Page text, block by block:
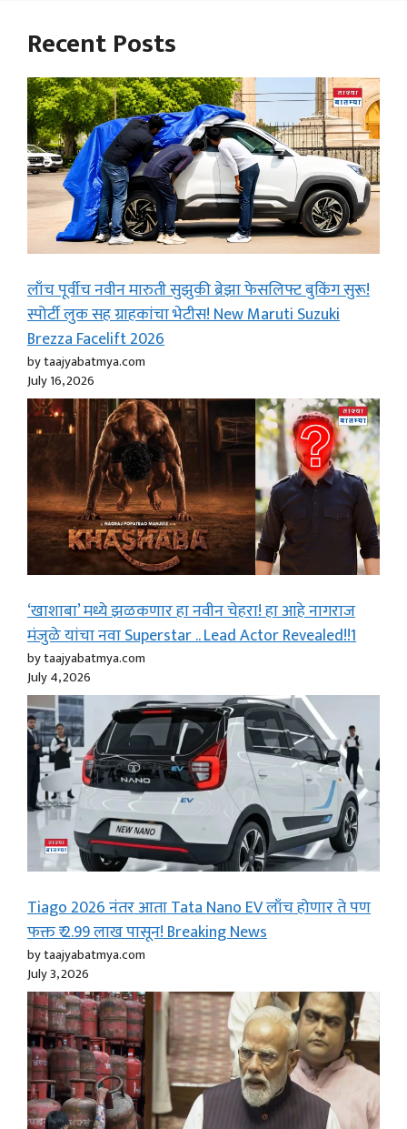
Recent Posts
लाँच पूर्वीच नवीन मारुती सुझुकी ब्रेझा फेसलिफ्ट बुकिंग सुरू!
स्पोर्टी लुक सह ग्राहकांचा भेटीस! New Maruti Suzuki
Brezza Facelift 2026
by taajyabatmya.com
July 16, 2026
‘खाशाबा’ मध्ये झळकणार हा नवीन चेहरा! हा आहे नागराज
मंजुळे यांचा नवा Superstar .. Lead Actor Revealed!!1
by taajyabatmya.com
July 4, 2026
Tiago 2026 नंतर आता Tata Nano EV लाँच होणार ते पण
फक्त ₹ 2.99 लाख पासून! Breaking News
by taajyabatmya.com
July 3, 2026